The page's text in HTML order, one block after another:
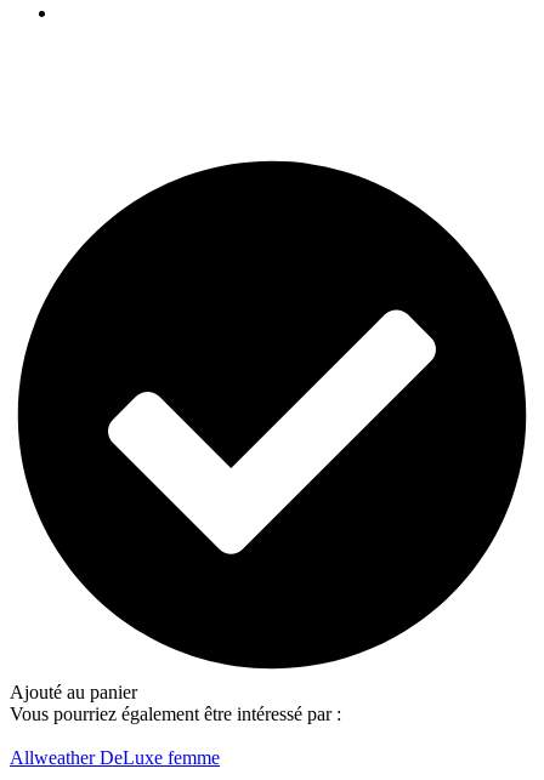
Ajouté au panier
Vous pourriez également être intéressé par :
Allweather DeLuxe femme